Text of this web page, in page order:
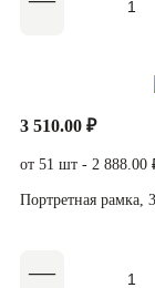
3 510.00 ₽
от 51 шт - 2 888.00
Портретная рамка,